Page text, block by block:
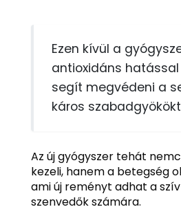
Ezen kívül a
antioxidáns
segít megvédeni a
káros
Az új gyógyszer tehát
kezeli, hanem a betegség
ami új reményt adhat a
szenvedők számára.